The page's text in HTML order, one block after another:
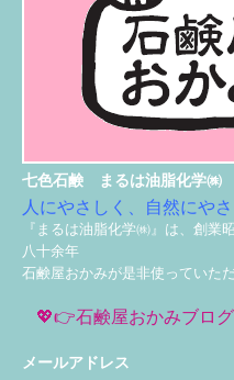
七色石鹸 まるは油脂化学
人にやさしく、自然にや
『まるは油脂化学㈱』は、創業
八十余年
石鹸屋おかみが是非使っていた
💖👉石鹸屋おかみブロ
メールアドレス